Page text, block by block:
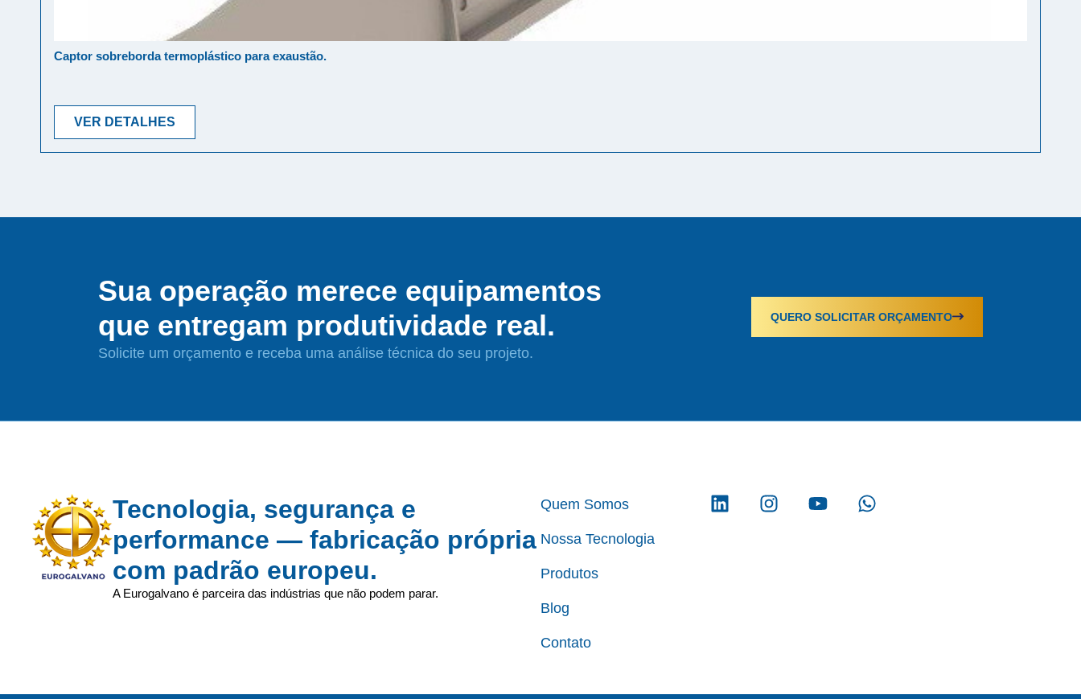
Captor sobreborda termoplástico para exaustão.
VER DETALHES
Sua operação merece equipamentos
que entregam produtividade real.
Solicite um orçamento e receba uma análise técnica do seu projeto.
QUERO SOLICITAR ORÇAMENTO
Tecnologia, segurança e
performance — fabricação própria
com padrão europeu.
A Eurogalvano é parceira das indústrias que não podem parar.
Quem Somos
Nossa Tecnologia
Produtos
Blog
Contato